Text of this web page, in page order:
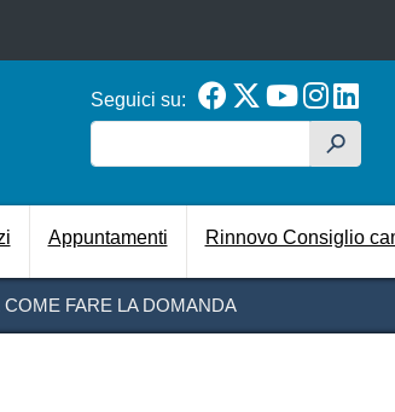
Seguici su:
h
Appuntamenti Rinnovo Consiglio
FARE LA DOMANDA